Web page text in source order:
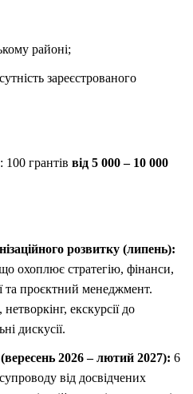
районі;
зареєстрованого
100 грантів від 5 000 – 10 000
розвитку (липень):
охоплює стратегію, фінанси,
та проєктний менеджмент.
екскурсії до
дискусії.
2026 – лютий 2027): 6
від досвідчених